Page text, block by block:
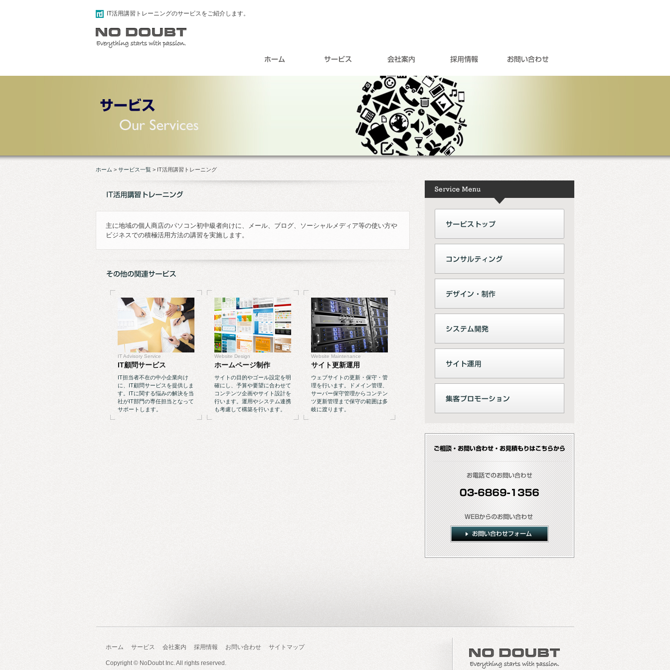
IT活用講習トレーニングのサービスをご紹介します。
ホーム > サービス一覧 > IT活用講習トレーニング
主に地域の個人商店のパソコン初中級者向けに、メール、ブログ、ソーシャルメディア等の使い方や
ビジネスでの積極活用方法の講習を実施します。
IT Advisory Service
IT顧問サービス
IT担当者不在の中小企業向け
に、IT顧問サービスを提供しま
す。ITに関する悩みの解決を当
社がIT部門の専任担当となって
サポートします。
Website Design
ホームページ制作
サイトの目的やゴール設定を明
確にし、予算や要望に合わせて
コンテンツ企画やサイト設計を
行います。運用やシステム連携
も考慮して構築を行います。
Website Maintenance
サイト更新運用
ウェブサイトの更新・保守・管
理を行います。ドメイン管理、
サーバー保守管理からコンテン
ツ更新管理まで保守の範囲は多
岐に渡ります。
ホーム サービス 会社案内 採用情報 お問い合わせ サイトマップ
Copyright © NoDoubt Inc.All rights reserved.